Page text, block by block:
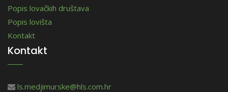
Popis lovačkih društava
Popis lovišta
Kontakt
Kontakt
ls.medjimurske@hls.com.hr